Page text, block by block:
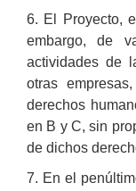
6. El Proyecto,
embargo, de
actividades de
otras
derechos
en B y C, sin
de dichos
7. En el